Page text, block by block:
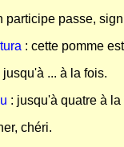
participe passe,
: cette pomme
... à la fois.
: jusqu'à quatre à la
chéri.